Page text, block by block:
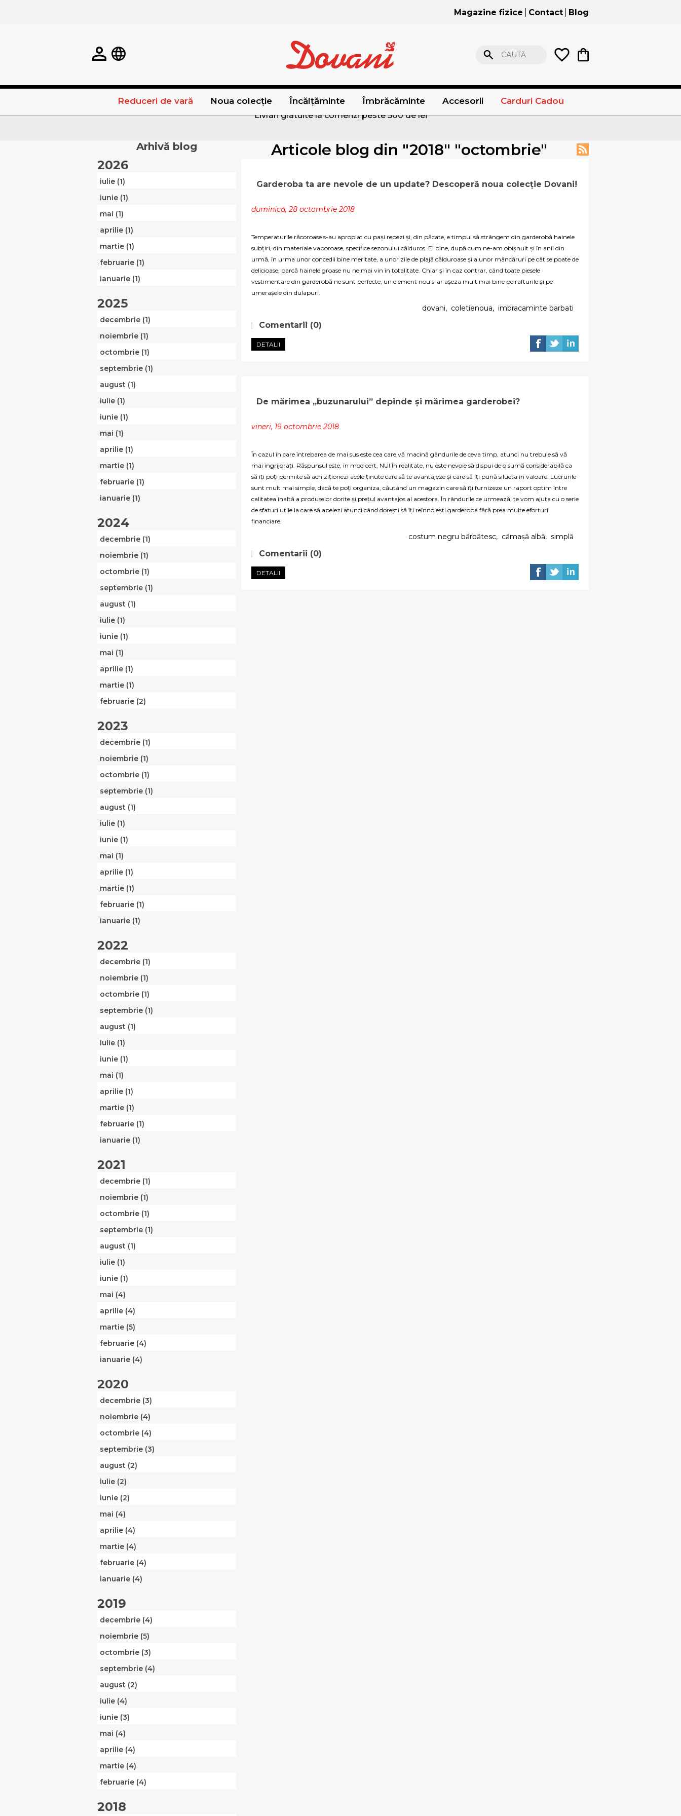
Magazine fizice Contact Blog
CAUTĂ
Reduceri de vară Noua colecție Încălțăminte Îmbrăcăminte Accesorii Carduri Cadou
Livrari gratuite la comenzi peste 500 de lei
Arhivă blog
2026
iulie (1)
iunie (1)
mai (1)
aprilie (1)
martie (1)
februarie (1)
ianuarie (1)
2025
decembrie (1)
noiembrie (1)
octombrie (1)
septembrie (1)
august (1)
iulie (1)
iunie (1)
mai (1)
aprilie (1)
martie (1)
februarie (1)
ianuarie (1)
2024
decembrie (1)
noiembrie (1)
octombrie (1)
septembrie (1)
august (1)
iulie (1)
iunie (1)
mai (1)
aprilie (1)
martie (1)
februarie (2)
2023
decembrie (1)
noiembrie (1)
octombrie (1)
septembrie (1)
august (1)
iulie (1)
iunie (1)
mai (1)
aprilie (1)
martie (1)
februarie (1)
ianuarie (1)
2022
decembrie (1)
noiembrie (1)
octombrie (1)
septembrie (1)
august (1)
iulie (1)
iunie (1)
mai (1)
aprilie (1)
martie (1)
februarie (1)
ianuarie (1)
2021
decembrie (1)
noiembrie (1)
octombrie (1)
septembrie (1)
august (1)
iulie (1)
iunie (1)
mai (4)
aprilie (4)
martie (5)
februarie (4)
ianuarie (4)
2020
decembrie (3)
noiembrie (4)
octombrie (4)
septembrie (3)
august (2)
iulie (2)
iunie (2)
mai (4)
aprilie (4)
martie (4)
februarie (4)
ianuarie (4)
2019
decembrie (4)
noiembrie (5)
octombrie (3)
septembrie (4)
august (2)
iulie (4)
iunie (3)
mai (4)
aprilie (4)
martie (4)
februarie (4)
2018
Articole blog din "2018" "octombrie"
Garderoba ta are nevoie de un update? Descoperă noua colecție Dovani!
duminică, 28 octombrie 2018
Temperaturile răcoroase s-au apropiat cu pași repezi și, din păcate, e timpul să strângem din garderobă hainele
subțiri, din materiale vaporoase, specifice sezonului călduros. Ei bine, după cum ne-am obișnuit și în anii din
urmă, în urma unor concedii bine meritate, a unor zile de plajă călduroase și a unor mâncăruri pe cât se poate de
delicioase, parcă hainele groase nu ne mai vin în totalitate. Chiar și în caz contrar, când toate piesele
vestimentare din garderobă ne sunt perfecte, un element nou s-ar așeza mult mai bine pe rafturile și pe
umerașele din dulapuri.
dovani, coletienoua, imbracaminte barbati
Comentarii (0)
DETALII
De mărimea „buzunarului” depinde și mărimea garderobei?
vineri, 19 octombrie 2018
În cazul în care întrebarea de mai sus este cea care vă macină gândurile de ceva timp, atunci nu trebuie să vă
mai îngrijorați. Răspunsul este, în mod cert, NU! În realitate, nu este nevoie să dispui de o sumă considerabilă ca
să îți poți permite să achiziționezi acele ținute care să te avantajeze și care să îți pună silueta în valoare. Lucrurile
sunt mult mai simple, dacă te poți organiza, căutând un magazin care să îți furnizeze un raport optim între
calitatea înaltă a produselor dorite și prețul avantajos al acestora. În rândurile ce urmează, te vom ajuta cu o serie
de sfaturi utile la care să apelezi atunci când dorești să îți reînnoiești garderoba fără prea multe eforturi
financiare.
costum negru bărbătesc, cămașă albă, simplă
Comentarii (0)
DETALII